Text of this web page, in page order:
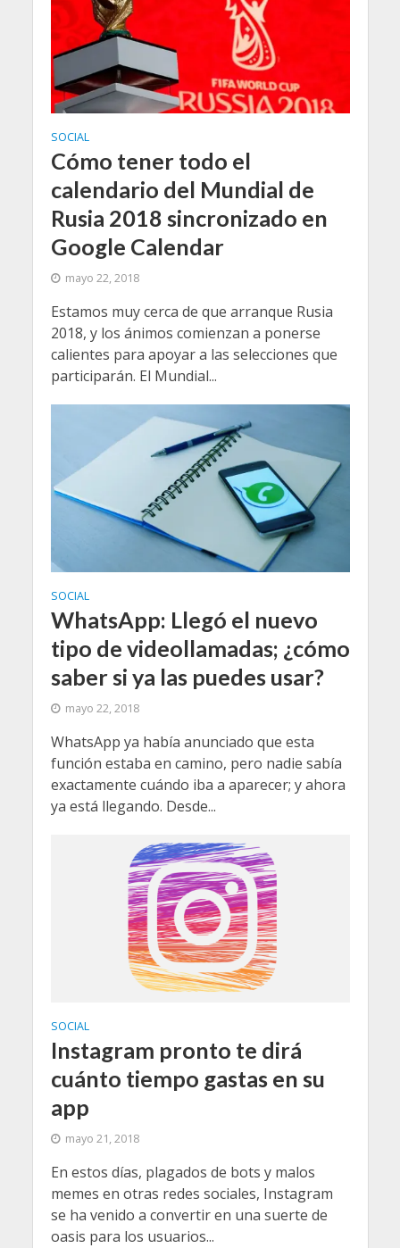
SOCIAL
Cómo tener todo el
calendario del Mundial de
Rusia 2018 sincronizado en
Google Calendar
mayo 22, 2018
Estamos muy cerca de que arranque Rusia
2018, y los ánimos comienzan a ponerse
calientes para apoyar a las selecciones que
participarán. El Mundial...
SOCIAL
WhatsApp: Llegó el nuevo
tipo de videollamadas; ¿cómo
saber si ya las puedes usar?
mayo 22, 2018
WhatsApp ya había anunciado que esta
función estaba en camino, pero nadie sabía
exactamente cuándo iba a aparecer; y ahora
ya está llegando. Desde...
SOCIAL
Instagram pronto te dirá
cuánto tiempo gastas en su
app
mayo 21, 2018
En estos días, plagados de bots y malos
memes en otras redes sociales, Instagram
se ha venido a convertir en una suerte de
oasis para los usuarios...